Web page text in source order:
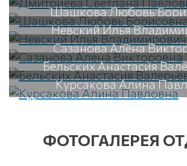
Шашкова Любовь
Невский Илья
Сазанова Алена
Бельских Анастасия
Курсакова Алина
ФОТОГАЛЕРЕЯ